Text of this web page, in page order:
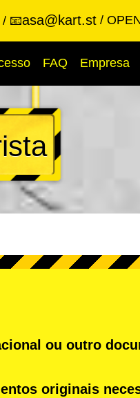
📧asa@kart.st
FAQ Empresa
ou outro
originais